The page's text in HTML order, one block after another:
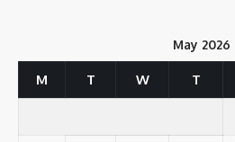
May 2026
M T W T